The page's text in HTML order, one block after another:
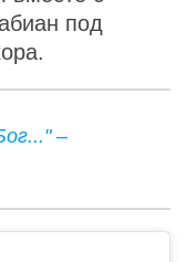
под
–